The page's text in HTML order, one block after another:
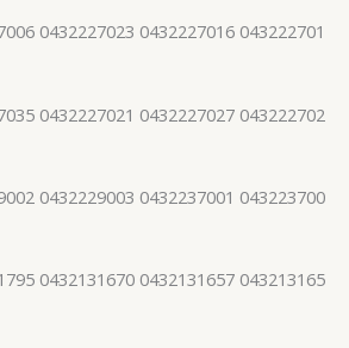
0432227023 0432227016 043222701
0432227021 0432227027 043222702
0432229003 0432237001 043223700
0432131670 0432131657 043213165